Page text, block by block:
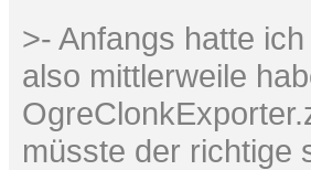
>- Anfangs hatte
also mittlerweile
müsste der richtige